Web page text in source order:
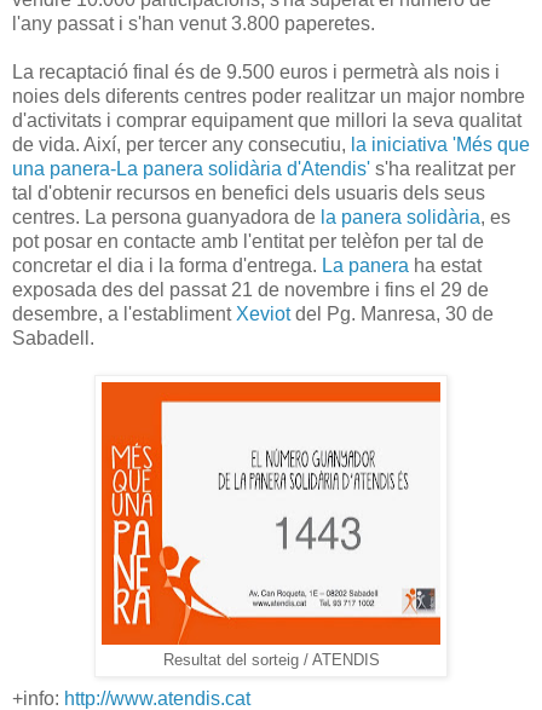
l'any passat i s'han venut 3.800 paperetes.
La recaptació final és de 9.500 euros i permetrà als nois i
noies dels diferents centres poder realitzar un major nombre
d'activitats i comprar equipament que millori la seva qualitat
de vida. Així, per tercer any consecutiu, la iniciativa 'Més que
una panera-La panera solidària d'Atendis' s'ha realitzat per
tal d'obtenir recursos en benefici dels usuaris dels seus
centres. La persona guanyadora de la panera solidària, es
pot posar en contacte amb l'entitat per telèfon per tal de
concretar el dia i la forma d'entrega. La panera ha estat
exposada des del passat 21 de novembre i fins el 29 de
desembre, a l'establiment Xeviotdel Pg. Manresa, 30 de
Sabadell.
Resultat del sorteig / ATENDIS
+info: http://www.atendis.cat